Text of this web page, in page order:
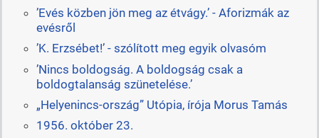
’Evés közben jön meg az étvágy.’ - Aforizmák az
evésről
’K. Erzsébet!’ - szólított meg egyik olvasóm
’Nincs boldogság. A boldogság csak a
boldogtalanság szünetelése.’
„Helyenincs-ország” Utópia, írója Morus Tamás
1956. október 23.